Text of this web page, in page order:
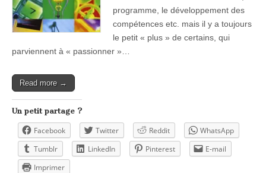
programme, le développement des
compétences etc. mais il y a toujours
le petit « plus » de certains, qui
parviennent à « passionner »…
Read more →
Un petit partage ?
Facebook Twitter Reddit
WhatsApp
Tumblr
LinkedIn Pinterest
E-mail
Imprimer